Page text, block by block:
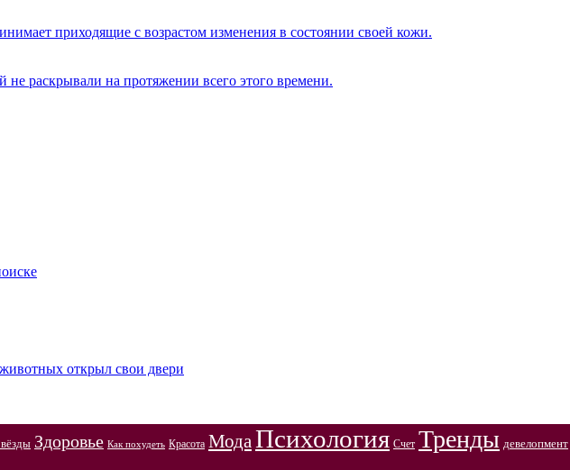
приходящие с возрастом изменения в состоянии своей кожи.
раскрывали на протяжении всего этого времени.
открыл свои двери
Здоровье Как похудеть Красота Мода Психология Счет Тренды девелопмент